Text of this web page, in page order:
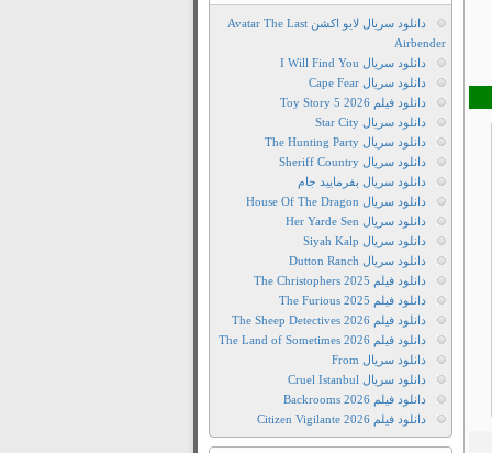
دانلود سریال لایو اکشن Avatar The Last
Airbender
دانلود سریال I Will Find You
دانلود سریال Cape Fear
دانلود فیلم Toy Story 5 2026
دانلود سریال Star City
دانلود سریال The Hunting Party
دانلود سریال Sheriff Country
دانلود سریال بفرمایید جام
دانلود سریال House Of The Dragon
دانلود سریال Her Yarde Sen
دانلود سریال Siyah Kalp
دانلود سریال Dutton Ranch
دانلود فیلم The Christophers 2025
دانلود فیلم The Furious 2025
دانلود فیلم The Sheep Detectives 2026
دانلود فیلم The Land of Sometimes 2026
دانلود سریال From
دانلود سریال Cruel Istanbul
دانلود فیلم Backrooms 2026
دانلود فیلم Citizen Vigilante 2026